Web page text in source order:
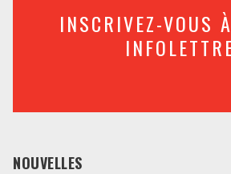
INSCRIVEZ-VOUS
NOUVELLES